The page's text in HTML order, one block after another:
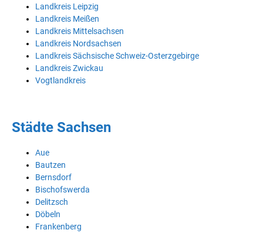
Landkreis Leipzig
Landkreis Meißen
Landkreis Mittelsachsen
Landkreis Nordsachsen
Landkreis Sächsische Schweiz-Osterzgebirge
Landkreis Zwickau
Vogtlandkreis
Städte Sachsen
Aue
Bautzen
Bernsdorf
Bischofswerda
Delitzsch
Döbeln
Frankenberg